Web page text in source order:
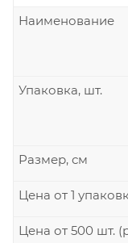
Наименование
Упаковка, шт.
Размер, см
Цена от 500 шт.